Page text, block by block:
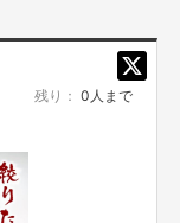
私の作業をみる
手に貴方がな
ょう！
残り： 0人まで